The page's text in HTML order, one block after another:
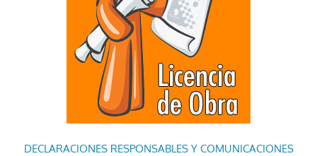
DECLARACIONES RESPONSABLES Y COMUNICACIONES